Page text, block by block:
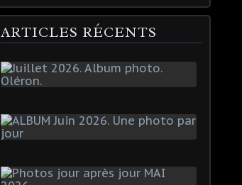
ARTICLES RÉCENTS